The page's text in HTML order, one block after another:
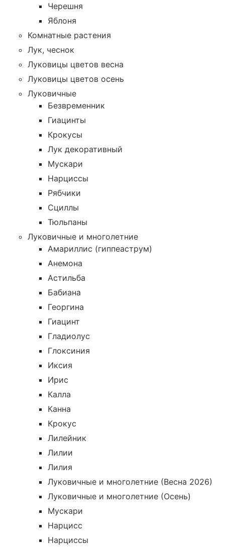
Черешня
Яблоня
Комнатные растения
Лук, чеснок
Луковицы цветов весна
Луковицы цветов осень
Луковичные
Безвременник
Гиацинты
Крокусы
Лук декоративный
Мускари
Нарциссы
Рябчики
Сциллы
Тюльпаны
Луковичные и многолетние
Амариллис (гиппеаструм)
Анемона
Астильба
Бабиана
Георгина
Гиацинт
Гладиолус
Глоксиния
Иксия
Ирис
Калла
Канна
Крокус
Лилейник
Лилии
Лилия
Луковичные и многолетние (Весна 2026)
Луковичные и многолетние (Осень)
Мускари
Нарцисс
Нарциссы